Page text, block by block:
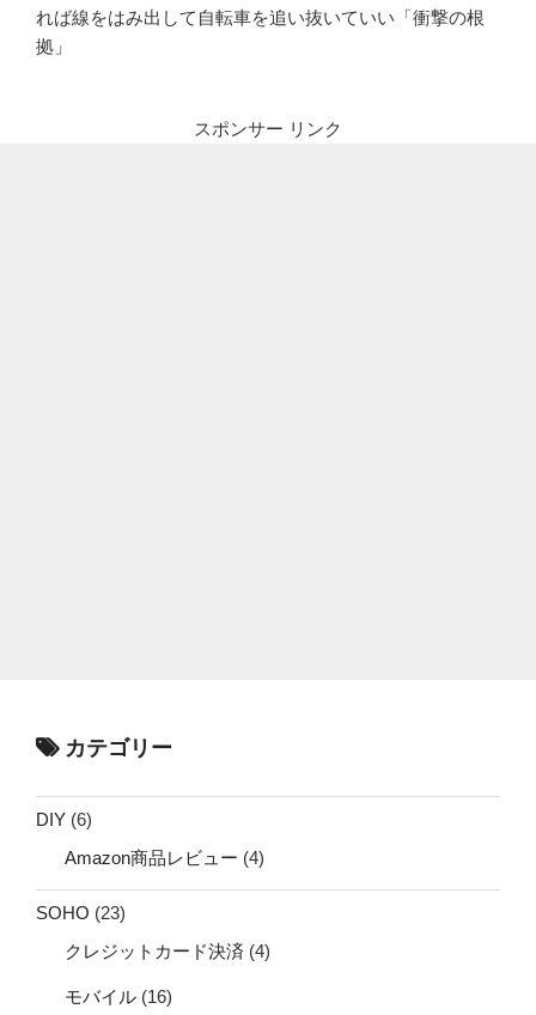
れば線をはみ出して自転車を追い抜いていい「衝撃の根
拠」
スポンサー リンク
カテゴリー
DIY (6)
Amazon商品レビュー (4)
SOHO (23)
クレジットカード決済 (4)
モバイル (16)